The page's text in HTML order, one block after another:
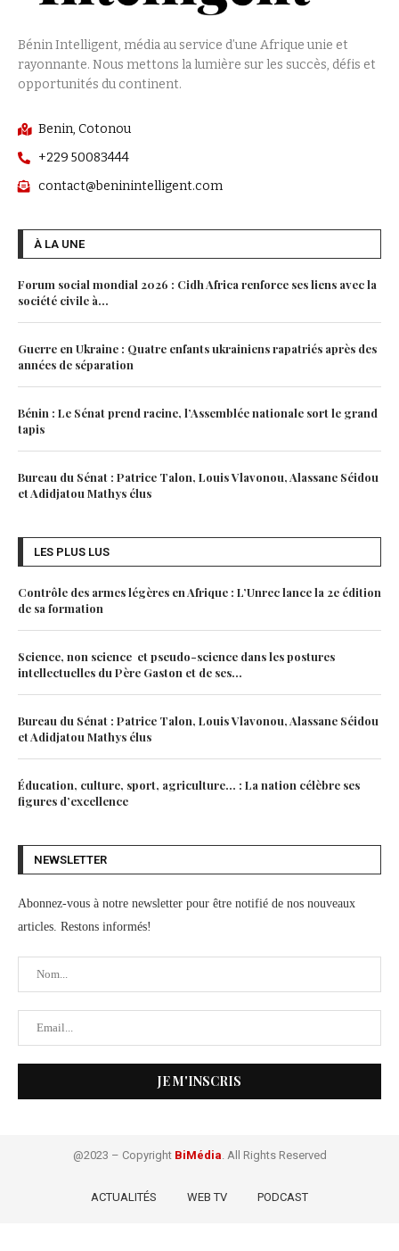
Bénin Intelligent, média au service d’une Afrique unie et
rayonnante. Nous mettons la lumière sur les succès, défis et
opportunités du continent.
Benin, Cotonou
+229 50083444
contact@beninintelligent.com
À LA UNE
Forum social mondial 2026 : Cidh Africa renforce ses liens avec la
société civile à...
Guerre en Ukraine : Quatre enfants ukrainiens rapatriés après des
années de séparation
Bénin : Le Sénat prend racine, l’Assemblée nationale sort le grand
tapis
Bureau du Sénat : Patrice Talon, Louis Vlavonou, Alassane Séidou
et Adidjatou Mathys élus
LES PLUS LUS
Contrôle des armes légères en Afrique : L’Unrec lance la 2e édition
de sa formation
Science, non science et pseudo-science dans les postures
intellectuelles du Père Gaston et de ses...
Bureau du Sénat : Patrice Talon, Louis Vlavonou, Alassane Séidou
et Adidjatou Mathys élus
Éducation, culture, sport, agriculture… : La nation célèbre ses
figures d’excellence
NEWSLETTER
Abonnez-vous à notre newsletter pour être notifié de nos nouveaux
articles. Restons informés!
@2023 – Copyright BiMédia. All Rights Reserved
ACTUALITÉS WEB TV PODCAST